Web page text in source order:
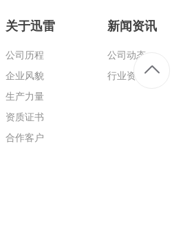
关于迅雷
公司历程
企业风貌
生产力量
资质证书
合作客户
新闻资讯
公司动态
行业资讯